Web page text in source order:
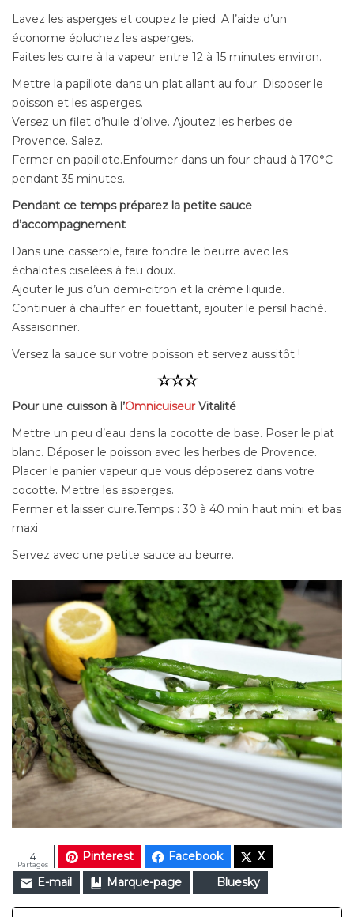
Lavez les asperges et coupez le pied. A l’aide d’un
économe épluchez les asperges.
Faites les cuire à la vapeur entre 12 à 15 minutes environ.
Mettre la papillote dans un plat allant au four. Disposer le
poisson et les asperges.
Versez un filet d’huile d’olive. Ajoutez les herbes de
Provence. Salez.
Fermer en papillote.Enfourner dans un four chaud à 170°C
pendant 35 minutes.
Pendant ce temps préparez la petite sauce
d’accompagnement
Dans une casserole, faire fondre le beurre avec les
échalotes ciselées à feu doux.
Ajouter le jus d’un demi-citron et la crème liquide.
Continuer à chauffer en fouettant, ajouter le persil haché.
Assaisonner.
Versez la sauce sur votre poisson et servez aussitôt !
☆☆☆
Pour une cuisson à l’OmnicuiseurVitalité
Mettre un peu d’eau dans la cocotte de base. Poser le plat
blanc. Déposer le poisson avec les herbes de Provence.
Placer le panier vapeur que vous déposerez dans votre
cocotte. Mettre les asperges.
Fermer et laisser cuire.Temps : 30 à 40 min haut mini et bas
maxi
Servez avec une petite sauce au beurre.
Pinterest Facebook
X
E-mail
Marque-page Bluesky
Partages
4